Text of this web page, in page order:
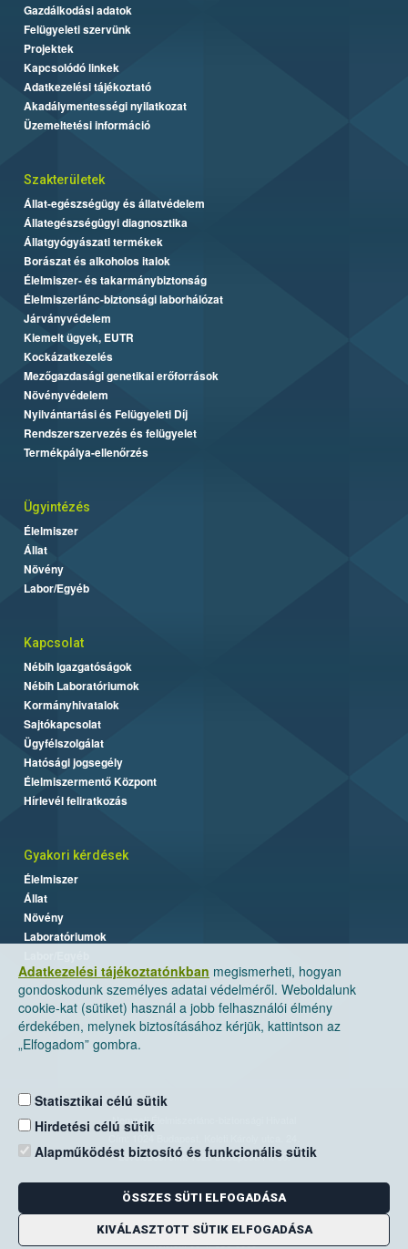
Adatkezelési tájékoztatónkban megismerheti, hogyan
gondoskodunk személyes adatai védelméről. Weboldalunk
cookie-kat (sütiket) használ a jobb felhasználói élmény
érdekében, melynek biztosításához kérjük, kattintson az
„Elfogadom” gombra.
Statisztikai célú sütik
Hirdetési célú sütik
Alapműködést biztosító és funkcionális sütik
ÖSSZES SÜTI ELFOGADÁSA
KIVÁLASZTOTT SÜTIK ELFOGADÁSA
Gazdálkodási adatok
Felügyeleti szervünk
Projektek
Kapcsolódó linkek
Adatkezelési tájékoztató
Akadálymentességi nyilatkozat
Üzemeltetési információ
Szakterületek
Állat-egészségügy és állatvédelem
Állategészségügyi diagnosztika
Állatgyógyászati termékek
Borászat és alkoholos italok
Élelmiszer- és takarmánybiztonság
Élelmiszerlánc-biztonsági laborhálózat
Járványvédelem
Kiemelt ügyek, EUTR
Kockázatkezelés
Mezőgazdasági genetikai erőforrások
Növényvédelem
Nyilvántartási és Felügyeleti Díj
Rendszerszervezés és felügyelet
Termékpálya-ellenőrzés
Ügyintézés
Élelmiszer
Állat
Növény
Labor/Egyéb
Kapcsolat
Nébih Igazgatóságok
Nébih Laboratóriumok
Kormányhivatalok
Sajtókapcsolat
Ügyfélszolgálat
Hatósági jogsegély
Élelmiszermentő Központ
Hírlevél feliratkozás
Gyakori kérdések
Élelmiszer
Állat
Növény
Laboratóriumok
Nemzeti Élelmiszerlánc-biztonsági Hivatal
Levelezési cím: 1525 Budapest. Pf. 30.
E-mail:ugyfelszolgalat@nebih.gov.hu
Zöld szám: 06-80/263-244
Telefon: 06-1/ 336-9000